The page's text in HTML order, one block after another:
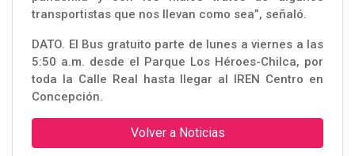
transportistas que nos llevan como sea”, señaló.
DATO. El Bus gratuito parte de lunes a viernes a las
5:50 a.m. desde el Parque Los Héroes-Chilca, por
toda la Calle Real hasta llegar al IREN Centro en
Concepción.
Volver a Noticias